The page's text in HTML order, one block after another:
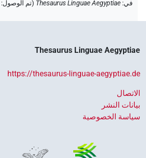
في:
Thesaurus Linguae Aegyptiae
(تم الوصول:
Thesaurus Linguae Aegyptiae
https://thesaurus-linguae-aegyptiae.de
الاتصال
بيانات النشر
سياسة الخصوصية